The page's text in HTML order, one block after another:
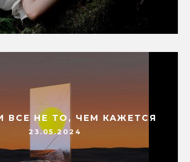
ВСЕ НЕ ТО, ЧЕМ КАЖЕТСЯ
23.05.2024